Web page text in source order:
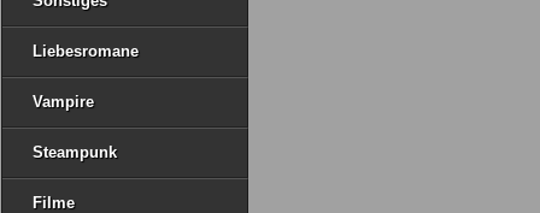
Liebesromane
Vampire
Steampunk
Filme